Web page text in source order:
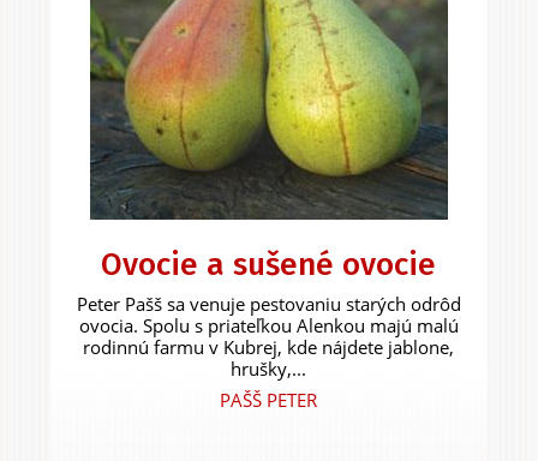
Ovocie a sušené ovocie
Peter Pašš sa venuje pestovaniu starých odrôd
ovocia. Spolu s priateľkou Alenkou majú malú
rodinnú farmu v Kubrej, kde nájdete jablone,
hrušky,...
PAŠŠ PETER